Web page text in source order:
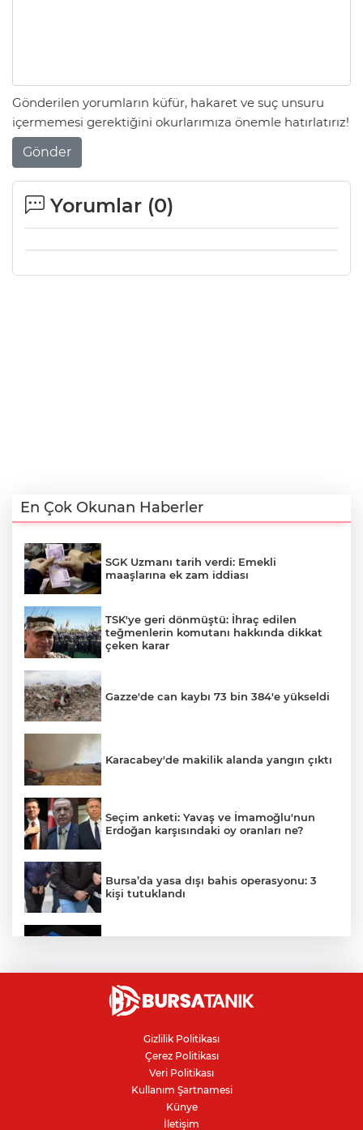
Gönderilen yorumların küfür, hakaret ve suç unsuru
içermemesi gerektiğini okurlarımıza önemle hatırlatırız!
Gönder
Yorumlar (0)
En Çok Okunan Haberler
SGK Uzmanı tarih verdi: Emekli
maaşlarına ek zam iddiası
TSK'ye geri dönmüştü: İhraç edilen
teğmenlerin komutanı hakkında dikkat
çeken karar
Gazze'de can kaybı 73 bin 384'e yükseldi
Karacabey'de makilik alanda yangın çıktı
Seçim anketi: Yavaş ve İmamoğlu'nun
Erdoğan karşısındaki oy oranları ne?
Bursa’da yasa dışı bahis operasyonu: 3
kişi tutuklandı
"Çerçeve Yasa" teklifi Adalet
Komisyonu'nda: İYİ Partili Türkeş ile
İznik Gölü kıyısında 70 milyon yıllık fosil
bulundu
Gizlilik Politikası
Çerez Politikası
Veri Politikası
Kullanım Şartnamesi
Künye
İletişim